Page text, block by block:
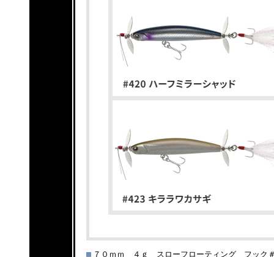
７０ｍｍ ４ｇ スローフローティング フック